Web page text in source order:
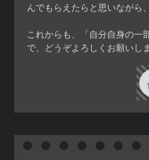
んでもらえたらと思いながら
これからも、「自分自身の一
で、どうぞよろしくお願いしま